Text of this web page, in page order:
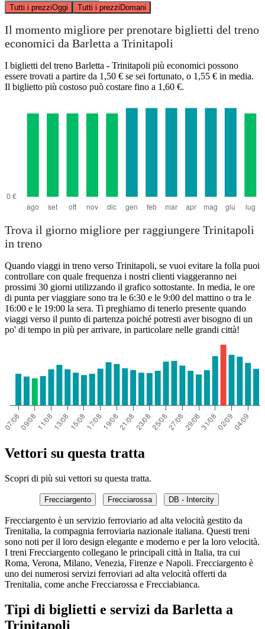
Tutti i prezziOggi Tutti i prezziDomani
Il momento migliore per prenotare biglietti del treno
economici da Barletta a Trinitapoli
I biglietti del treno Barletta - Trinitapoli più economici possono
essere trovati a partire da 1,50 € se sei fortunato, o 1,55 € in media.
Il biglietto più costoso può costare fino a 1,60 €.
Trova il giorno migliore per raggiungere Trinitapoli
in treno
Quando viaggi in treno verso Trinitapoli, se vuoi evitare la folla puoi
controllare con quale frequenza i nostri clienti viaggeranno nei
prossimi 30 giorni utilizzando il grafico sottostante. In media, le ore
di punta per viaggiare sono tra le 6:30 e le 9:00 del mattino o tra le
16:00 e le 19:00 la sera. Ti preghiamo di tenerlo presente quando
viaggi verso il punto di partenza poiché potresti aver bisogno di un
po' di tempo in più per arrivare, in particolare nelle grandi città!
Vettori su questa tratta
Scopri di più sui vettori su questa tratta.
Frecciargento Frecciarossa DB - Intercity
Frecciargento è un servizio ferroviario ad alta velocità gestito da
Trenitalia, la compagnia ferroviaria nazionale italiana. Questi treni
sono noti per il loro design elegante e moderno e per la loro velocità.
I treni Frecciargento collegano le principali città in Italia, tra cui
Roma, Verona, Milano, Venezia, Firenze e Napoli. Frecciargento è
uno dei numerosi servizi ferroviari ad alta velocità offerti da
Trenitalia, come anche Frecciarossa e Frecciabianca.
Tipi di biglietti e servizi da Barletta a
Trinitapoli